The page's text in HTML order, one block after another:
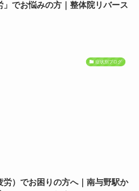
」でお悩みの方｜整体院リバース
症状別ブログ
労）でお困りの方へ｜南与野駅か